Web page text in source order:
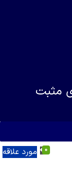
مثبت
مورد علاقه 0